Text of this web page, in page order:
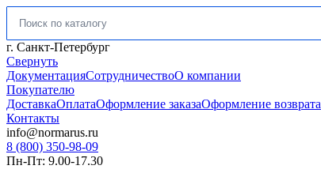
Искать:
г. Санкт-Петербург
Свернуть
ДокументацияСотрудничествоО компании
Покупателю
ДоставкаОплатаОформление заказаОформление возврата
Контакты
info@normarus.ru
8 (800) 350-98-09
Пн-Пт: 9.00-17.30